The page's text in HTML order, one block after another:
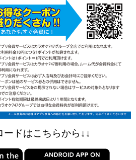
ードはこちらから↓↓